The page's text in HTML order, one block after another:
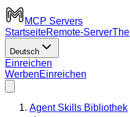
MCP Servers
StartseiteRemote-Server
Deutsch
Einreichen
WerbenEinreichen
Agent Skills Bibliothek